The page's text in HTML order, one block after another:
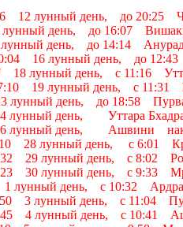
12 лунный день, до 20:25
день, до 16:07
день, до 14:14
16 лунный день, до
лунный день, с 11:16
19 лунный день, с 11:31
день, до 18:58 Пурва
день, Уттара
лунный день, Ашвини
28 лунный день, с 6:01
29 лунный день, с 8:02
30 лунный день, с 9:33
день, с 10:32
3 лунный день, с 11:04
4 лунный день, с 10:41